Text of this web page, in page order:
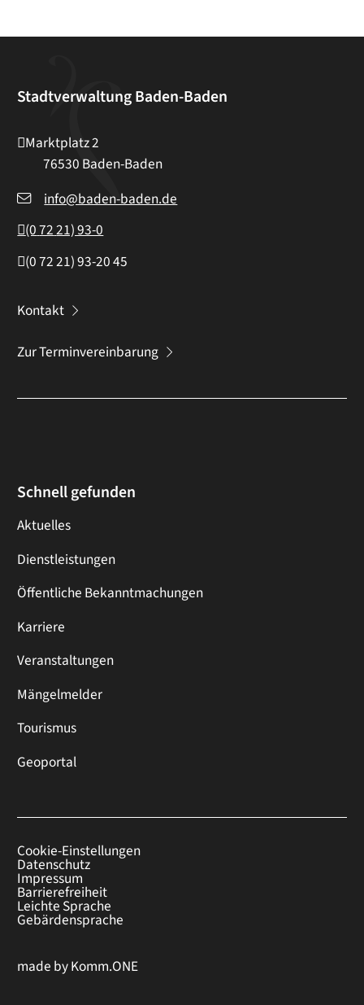
Stadtverwaltung Baden-Baden
Marktplatz 2
76530 Baden-Baden
info@baden-baden.de
(07221) 93-0
(07221) 93-2045
Kontakt
Zur Terminvereinbarung
Schnell gefunden
Aktuelles
Dienstleistungen
Öffentliche Bekanntmachungen
Karriere
Veranstaltungen
Mängelmelder
Tourismus
Geoportal
Cookie-Einstellungen
Datenschutz
Impressum
Barrierefreiheit
Leichte Sprache
Gebärdensprache
made byKomm.ONE